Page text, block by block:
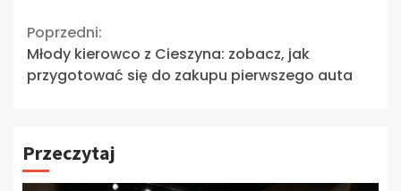
Continue
Reading
Poprzedni:
Młody kierowco z Cieszyna: zobacz, jak
przygotować się do zakupu pierwszego auta
Przeczytaj